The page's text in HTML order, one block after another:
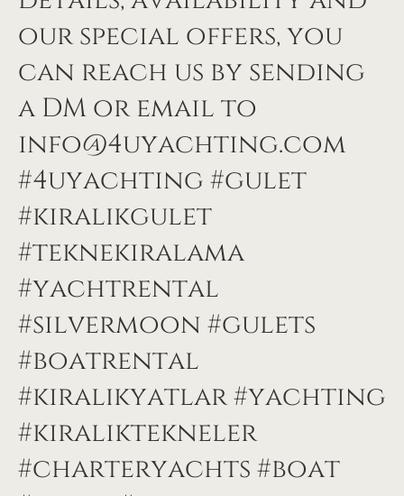
our special offers, you
can reach us by sending
a DM or email to
info@4uyachting.com
#4uyachting #gulet
#kiralıkgulet
#teknekiralama
#yachtrental
#silvermoon #gulets
#boatrental
#kiralıkyatlar #yachting
#kiraliktekneler
#charteryachts #boat